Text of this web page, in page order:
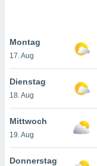
können
von
und
Montag
17. Aug
Dienstag
18. Aug
Mittwoch
19. Aug
Donnerstag